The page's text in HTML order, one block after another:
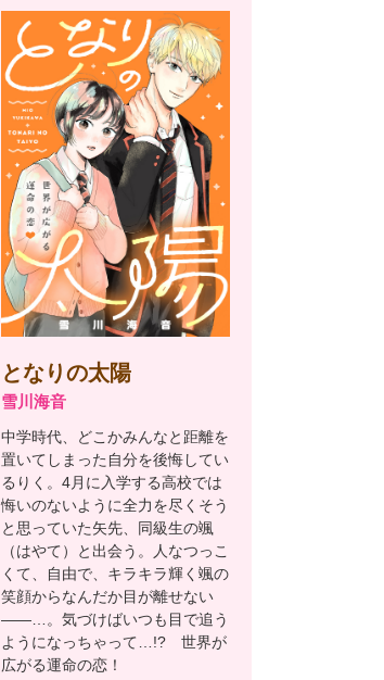
となりの太陽
雪川海音
中学時代、どこかみんなと距離を
置いてしまった自分を後悔してい
るりく。4月に入学する高校では
悔いのないように全力を尽くそう
と思っていた矢先、同級生の颯
（はやて）と出会う。人なつっこ
くて、自由で、キラキラ輝く颯の
笑顔からなんだか目が離せない
――…。気づけばいつも目で追う
ようになっちゃって…!? 世界が
広がる運命の恋！